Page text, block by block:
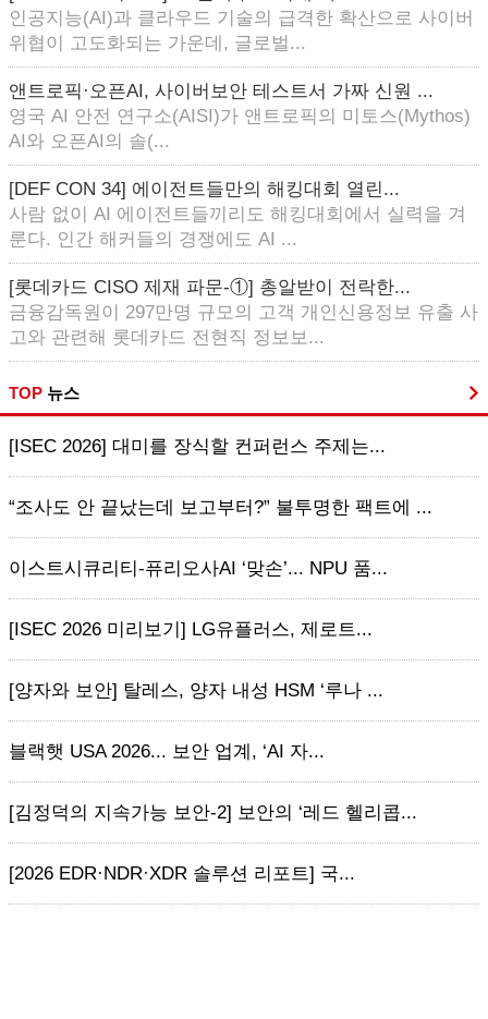
인공지능(AI)과 클라우드 기술의 급격한 확산으로 사이버
위협이 고도화되는 가운데, 글로벌...
앤트로픽·오픈AI, 사이버보안 테스트서 가짜 신원 ...
영국 AI 안전 연구소(AISI)가 앤트로픽의 미토스(Mythos)
AI와 오픈AI의 솔(...
[DEF CON 34] 에이전트들만의 해킹대회 열린...
사람 없이 AI 에이전트들끼리도 해킹대회에서 실력을 겨
룬다. 인간 해커들의 경쟁에도 AI ...
[롯데카드 CISO 제재 파문-①] 총알받이 전락한...
금융감독원이 297만명 규모의 고객 개인신용정보 유출 사
고와 관련해 롯데카드 전현직 정보보...
TOP 뉴스
[ISEC 2026] 대미를 장식할 컨퍼런스 주제는...
“조사도 안 끝났는데 보고부터?” 불투명한 팩트에 ...
이스트시큐리티-퓨리오사AI ‘맞손’... NPU 품...
[ISEC 2026 미리보기] LG유플러스, 제로트...
[양자와 보안] 탈레스, 양자 내성 HSM ‘루나 ...
블랙햇 USA 2026... 보안 업계, ‘AI 자...
[김정덕의 지속가능 보안-2] 보안의 ‘레드 헬리콥...
[2026 EDR·NDR·XDR 솔루션 리포트] 국...